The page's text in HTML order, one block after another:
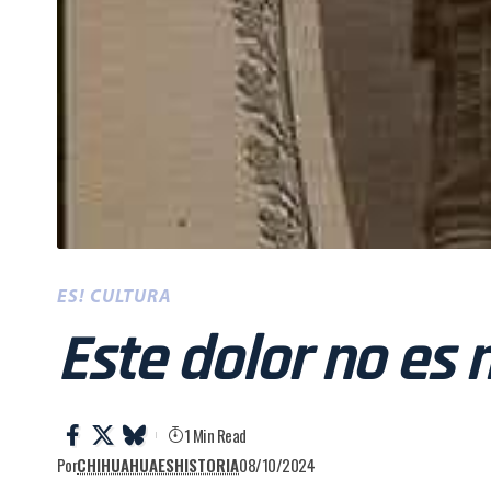
ES! CULTURA
Este dolor no es
PorCHIHUAHUAESHISTORIA08/10/2024
1 Min Read